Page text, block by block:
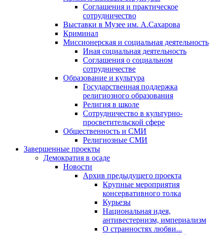
Соглашения и практическое
сотрудничество
Выставки в Музее им. А.Сахарова
Криминал
Миссионерская и социальная деятельность
Иная социальная деятельность
Соглашения о социальном
сотрудничестве
Образование и культура
Государственная поддержка
религиозного образования
Религия в школе
Сотрудничество в культурно-
просветительской сфере
Общественность и СМИ
Религиозные СМИ
Завершенные проекты
Демократия в осаде
Новости
Архив предыдущего проекта
Крупные мероприятия
консервативного толка
Курьезы
Национальная идея,
антивестернизм, империализм
О странностях любви...